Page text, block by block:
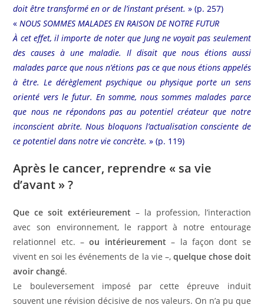
doit être transformé en or de l’instant présent.» (p. 257)
«NOUS SOMMES MALADES EN RAISON DE NOTRE FUTUR
À cet effet, il importe de noter que Jung ne voyait pas seulement
des causes à une maladie. Il disait que nous étions aussi
malades parce que nous n’étions pas ce que nous étions appelés
à être. Le dérèglement psychique ou physique porte un sens
orienté vers le futur. En somme, nous sommes malades parce
que nous ne répondons pas au potentiel créateur que notre
inconscient abrite. Nous bloquons l’actualisation consciente de
ce potentiel dans notre vie concrète.» (p. 119)
Après le cancer, reprendre « sa vie
d’avant » ?
Que ce soit extérieurement – la profession, l’interaction
avec son environnement, le rapport à notre entourage
relationnel etc. –ou intérieurement– la façon dont se
vivent en soi les événements de la vie –, quelque chose doit
avoir changé.
Le bouleversement imposé par cette épreuve induit
souvent une révision décisive de nos valeurs. On n’a pu que